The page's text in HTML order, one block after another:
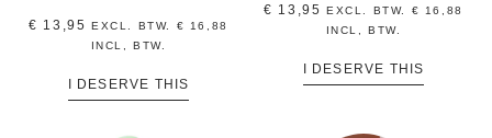
€ 13,95 EXCL. BTW. €
16,88
INCL, BTW.
I DESERVE THIS
€ 13,95 EXCL. BTW. €
16,88
INCL, BTW.
I DESERVE THIS